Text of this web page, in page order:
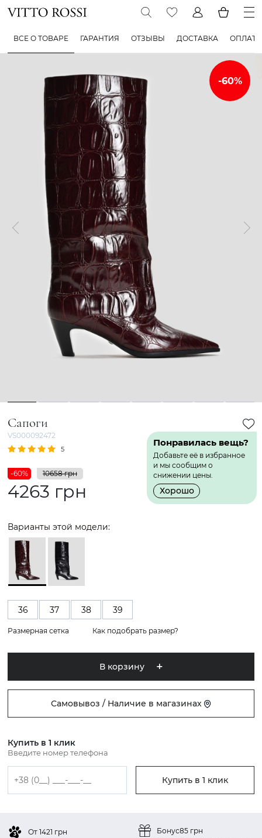
ВСЕ О ТОВАРЕ ГАРАНТИЯ ОТЗЫВЫ ДОСТАВКА ОПЛАТА
1 2 3 4 5 6 7 8
Сапоги
VS000092472
Понравилась вещь?
Добавьте её в избранное
и мы сообщим о
снижении цены.
Хорошо
5 1 Отзыв
-60% 10658 грн
4263 грн
Варианты этой модели:
36 37 38 39
Размерная сетка Как подобрать размер?
В корзину
Самовывоз / Наличие в магазинах
Купить в 1 клик
Введите номер телефона
Купить в 1 клик
От 1421 грн
Бонус85 грн